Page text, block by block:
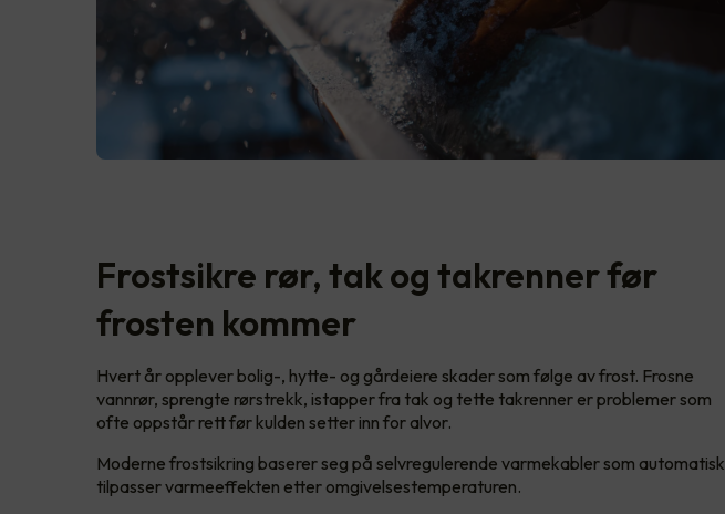
Frostsikre rør, tak og takrenner før
frosten kommer
Hvert år opplever bolig-, hytte- og gårdeiere skader som følge av frost. Frosne
vannrør, sprengte rørstrekk, istapper fra tak og tette takrenner er problemer som
ofte oppstår rett før kulden setter inn for alvor.
Moderne frostsikring baserer seg på selvregulerende varmekabler som automatisk
tilpasser varmeeffekten etter omgivelsestemperaturen.